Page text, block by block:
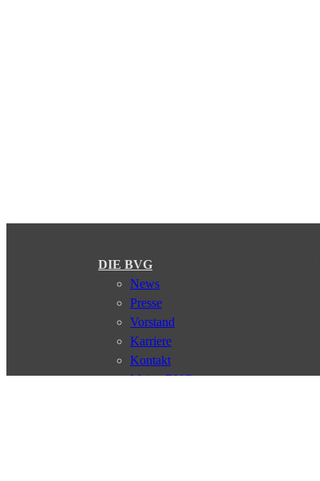
DIE BVG
News
Presse
Vorstand
Karriere
Kontakt
Meine BVG